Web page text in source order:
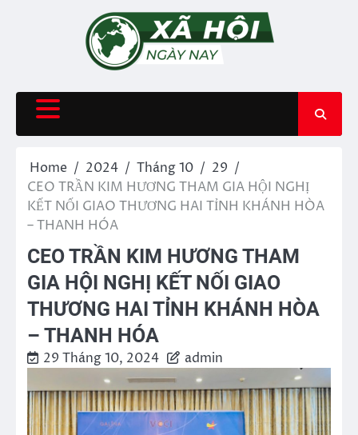
Home 2024 Tháng 10
29
CEO TRẦN KIM HƯƠNG THAM GIA HỘI NGHỊ
KẾT NỐI GIAO THƯƠNG HAI TỈNH KHÁNH HÒA
– THANH HÓA
CEO TRẦN KIM HƯƠNG THAM
GIA HỘI NGHỊ KẾT NỐI GIAO
THƯƠNG HAI TỈNH KHÁNH HÒA
– THANH HÓA
29 Tháng 10, 2024 admin